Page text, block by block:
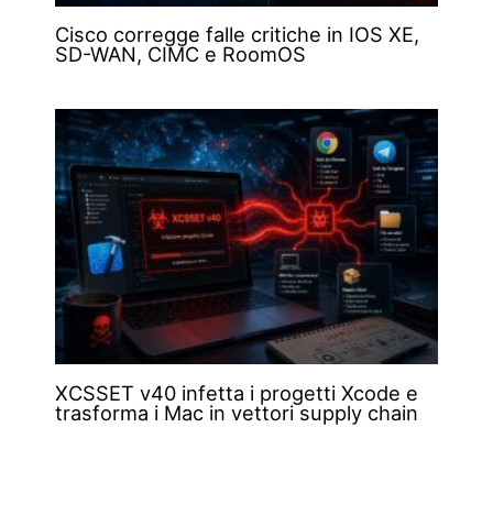
Cisco corregge falle critiche in IOS XE,
SD-WAN, CIMC e RoomOS
XCSSET v40 infetta i progetti Xcode e
trasforma i Mac in vettori supply chain